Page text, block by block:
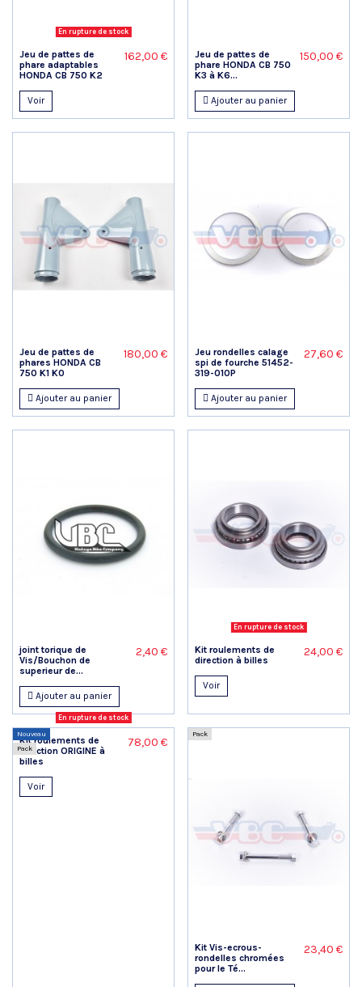
En rupture de stock
Jeu de pattes de
phare adaptables
HONDA CB 750 K2
162,00 €
Voir
Jeu de pattes de
phare HONDA CB 750
K3 à K6...
150,00 €
Ajouter au panier
Jeu de pattes de
phares HONDA CB
750 K1 K0
180,00 €
Ajouter au panier
Jeu rondelles calage
spi de fourche 51452-
319-010P
27,60 €
Ajouter au panier
joint torique de
Vis/Bouchon de
superieur de...
2,40 €
Ajouter au panier
En rupture de stock
Kit roulements de
direction à billes
24,00 €
Voir
Nouveau
Pack
En rupture de stock
Kit roulements de
direction ORIGINE à
billes
78,00 €
Voir
Pack
Kit Vis-ecrous-
rondelles chromées
pour le Té...
23,40 €